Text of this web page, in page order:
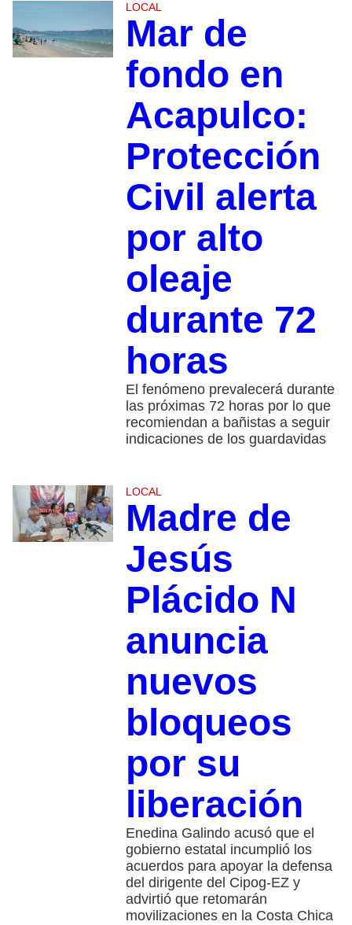
LOCAL
Mar de
fondo en
Acapulco:
Protección
Civil alerta
por alto
oleaje
durante 72
horas
El fenómeno prevalecerá durante
las próximas 72 horas por lo que
recomiendan a bañistas a seguir
indicaciones de los guardavidas
LOCAL
Madre de
Jesús
Plácido N
anuncia
nuevos
bloqueos
por su
liberación
Enedina Galindo acusó que el
gobierno estatal incumplió los
acuerdos para apoyar la defensa
del dirigente del Cipog-EZ y
advirtió que retomarán
movilizaciones en la Costa Chica